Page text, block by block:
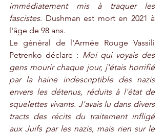
immédiatement mis à traquer les
fascistes. Dushman est mort en 2021 à
l'âge de 98 ans.
Le général de l'Armée Rouge Vassili
Petrenko déclare : Moi qui voyais des
gens mourir chaque jour, j'étais horrifié
par la haine indescriptible des nazis
envers les détenus, réduits à l'état de
squelettes vivants. J'avais lu dans divers
tracts des récits du traitement infligé
aux Juifs par les nazis, mais rien sur le